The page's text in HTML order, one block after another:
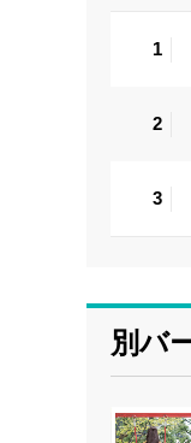
1
2
3
別バ